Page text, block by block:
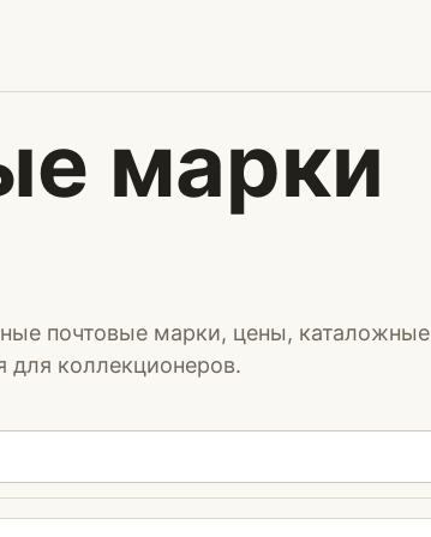
марки
почтовые марки, цены, каталожные
для коллекционеров.